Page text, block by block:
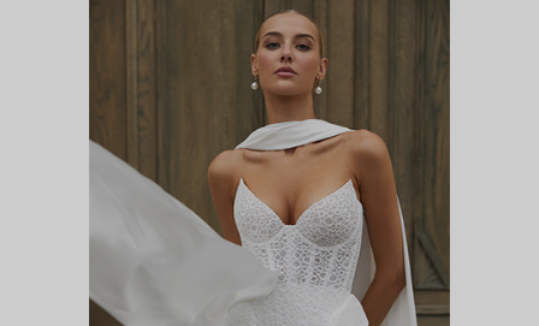
СЕТАРИЯ
Цветочная феерия